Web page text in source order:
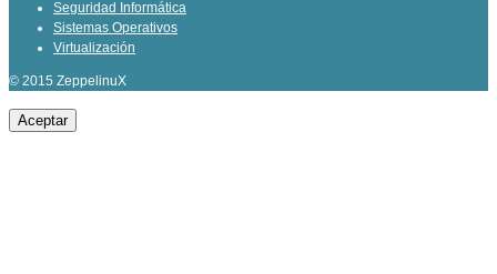
Seguridad Informática
Sistemas Operativos
Virtualización
© 2015 ZeppelinuX
Aceptar